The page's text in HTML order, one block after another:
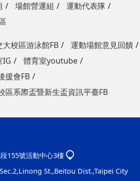
場館營運組
運動代表隊
大校區游泳館FB
運動場館意見回饋
IG
體育室youtube
援會FB
區系際盃暨新生盃資訊平臺FB
155號活動中心3樓
St.,Beitou Dist.,Taipei City